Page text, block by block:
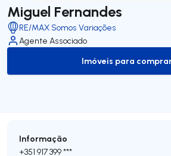
Miguel Fernandes
RE/MAX Somos Variações
Agente Associado
to-buy-
Imóveis para
Informação
+351 917 399 ***